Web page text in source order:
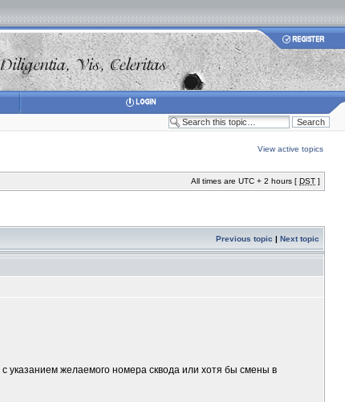
View active topics
All times are UTC + 2 hours [ DST ]
Previous topic | Next topic
с указанием желаемого номера сквода или хотя бы смены в